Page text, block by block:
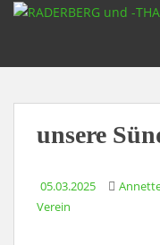
p
unsere
05.03.2025
Verein